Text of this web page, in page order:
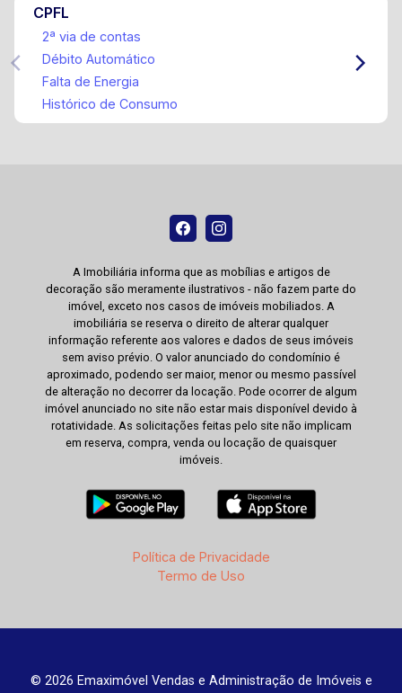
CPFL
2ª via de contas
Débito Automático
Falta de Energia
Histórico de Consumo
A Imobiliária informa que as mobílias e artigos de
decoração são meramente ilustrativos - não fazem parte do
imóvel, exceto nos casos de imóveis mobiliados. A
imobiliária se reserva o direito de alterar qualquer
informação referente aos valores e dados de seus imóveis
sem aviso prévio. O valor anunciado do condomínio é
aproximado, podendo ser maior, menor ou mesmo passível
de alteração no decorrer da locação. Pode ocorrer de algum
imóvel anunciado no site não estar mais disponível devido à
rotatividade. As solicitações feitas pelo site não implicam
em reserva, compra, venda ou locação de quaisquer
imóveis.
Política de Privacidade
Termo de Uso
© 2026 Emaximóvel Vendas e Administração de Imóveis e